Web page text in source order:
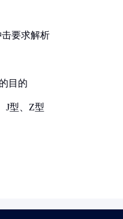
要求解析
目的
J型、Z型